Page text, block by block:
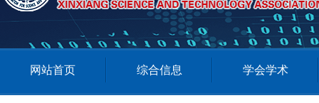
网站首页 综合信息 学会学术